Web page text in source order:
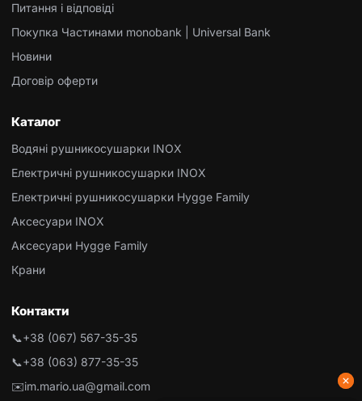
Питання і відповіді
Покупка Частинами monobank | Universal Bank
Новини
Договір оферти
Каталог
Водяні рушникосушарки INOX
Електричні рушникосушарки INOX
Електричні рушникосушарки Hygge Family
Аксесуари INOX
Аксесуари Hygge Family
Крани
Контакти
📞+38 (067) 567-35-35
📞+38 (063) 877-35-35
✉️im.mario.ua@gmail.com